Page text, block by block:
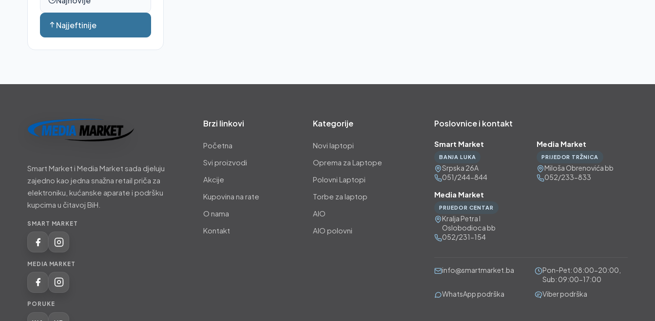
Najjeftinije
i
Media
Market
Smart Market i Media Market sada djeluju
zajedno kao jedna snažna retail priča za
elektroniku, kućanske aparate i podršku
kupcima u čitavoj BiH.
SMART MARKET
MEDIA MARKET
PORUKE
Brzi linkovi
Početna
Svi proizvodi
Akcije
Kupovina na rate
O nama
Kontakt
Kategorije
Novi laptopi
Oprema za Laptope
Polovni Laptopi
Torbe za laptop
AIO
AIO polovni
Poslovnice i kontakt
Smart Market
BANJA LUKA
Srpska 26A
051/244-844
Media Market
PRIJEDOR TRŽNICA
Miloša Obrenovića bb
052/233-833
Media Market
PRIJEDOR CENTAR
Kralja Petra I
Oslobodioca bb
052/231-154
info@smartmarket.ba
Pon-Pet: 08:00-20:00,
Sub: 09:00-17:00
WhatsApp podrška
Viber podrška